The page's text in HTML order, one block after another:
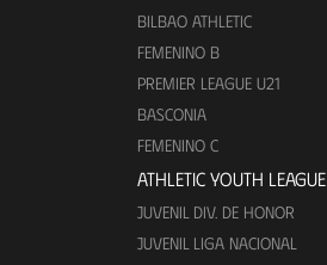
BILBAO ATHLETIC
FEMENINO B
PREMIER LEAGUE U21
BASCONIA
FEMENINO C
ATHLETIC YOUTH LEAGUE
JUVENIL DIV. DE HONOR
JUVENIL LIGA NACIONAL